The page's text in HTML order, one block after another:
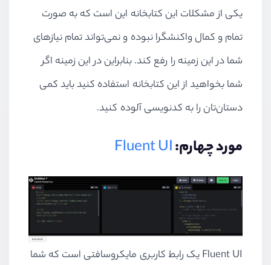
یکی از مشکلات این کتابخانه این است که به صورت
تمام و کمال واکنشگرا نبوده و نمی‌تواند تمام نیازهای
شما در این زمینه را رفع کند. بنابراین در این زمینه اگر
شما بخواهید از این کتابخانه استفاده کنید باید کمی
دستان‌تان را به کدنویسی آلوده کنید.
مورد چهارم:Fluent UI
Fluent UIیک رابط کاربری مایکروسافتی است که شما